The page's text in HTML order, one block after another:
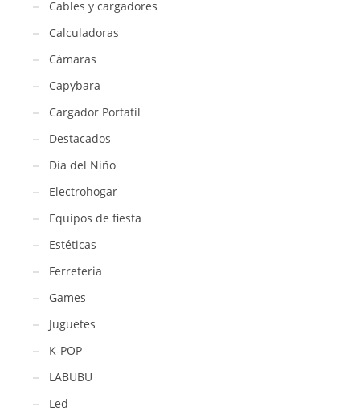
Cables y cargadores
Calculadoras
Cámaras
Capybara
Cargador Portatil
Destacados
Día del Niño
Electrohogar
Equipos de fiesta
Estéticas
Ferreteria
Games
Juguetes
K-POP
LABUBU
Led